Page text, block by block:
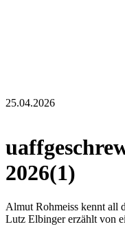
25.04.2026
2026(1)
Almut Rohmeiss kennt all
Lutz Elbinger erzählt von